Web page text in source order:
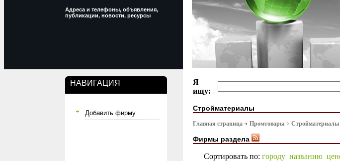
Адреса и телефоны, объявления,
публикации, новости, ресурсы
НАВИГАЦИЯ
Добавить фирму
Я
ищу:
Стройматериалы
Главная страница Промтовары Стройматериалы
Фирмы раздела
Сортировать по: городу названию